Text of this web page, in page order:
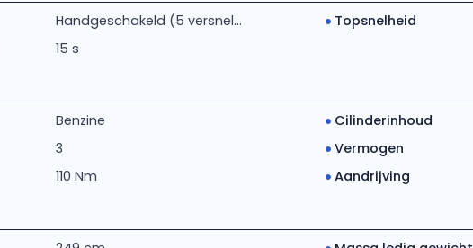
Handgeschakeld (5 versnel... Topsnelheid
15 s
Benzine Cilinderinhoud
3 Vermogen
110 Nm Aandrijving